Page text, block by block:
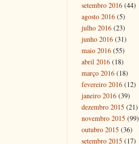
setembro 2016 (44)
agosto 2016 (5)
julho 2016 (23)
junho 2016 (31)
maio 2016 (55)
abril 2016 (18)
março 2016 (18)
fevereiro 2016 (12)
janeiro 2016 (39)
dezembro 2015 (21)
novembro 2015 (99)
outubro 2015 (36)
setembro 2015 (17)